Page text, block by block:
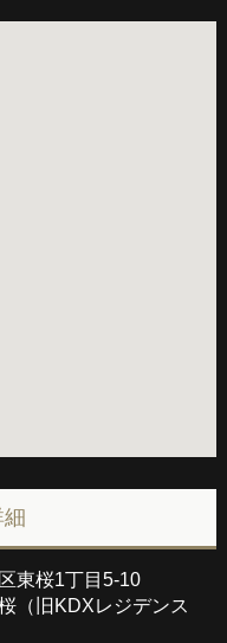
東桜1丁目5-10
（旧KDXレジデンス